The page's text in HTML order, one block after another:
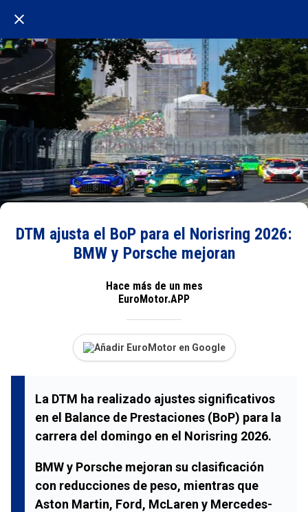
DTM ajusta el BoP para el Norisring 2026:
BMW y Porsche mejoran
Hace más de un mes
EuroMotor.APP
Añadir EuroMotor en Google
La DTM ha realizado ajustes significativos
en el Balance de Prestaciones (BoP) para la
carrera del domingo en el Norisring 2026.
BMW y Porsche mejoran su clasificación
con reducciones de peso, mientras que
Aston Martin, Ford, McLaren y Mercedes-